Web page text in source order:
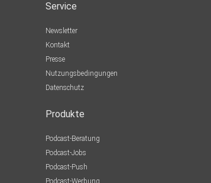
Service
Newsletter
Kontakt
Presse
Nutzungsbedingungen
Datenschutz
Produkte
Podcast-Beratung
Podcast-Jobs
Podcast-Push
Podcast-Werbung